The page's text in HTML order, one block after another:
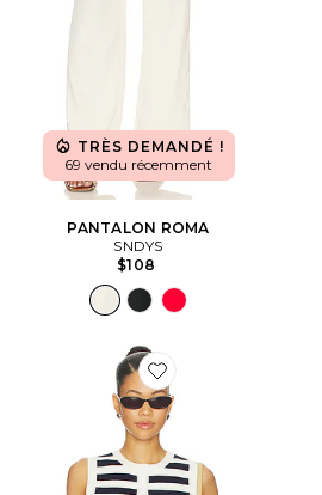
TRÈS DEMANDÉ !
69 vendu récemment
PANTALON ROMA
SNDYS
$108
Favorite Eleanor Knit Top